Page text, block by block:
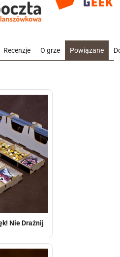
Recenzje O grze Powiązane
Nie Drażnij